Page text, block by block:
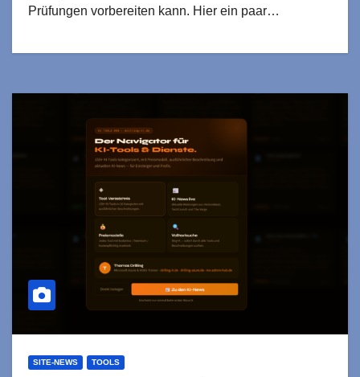
Prüfungen vorbereiten kann. Hier ein paar…
SITE-NEWS TOOLS